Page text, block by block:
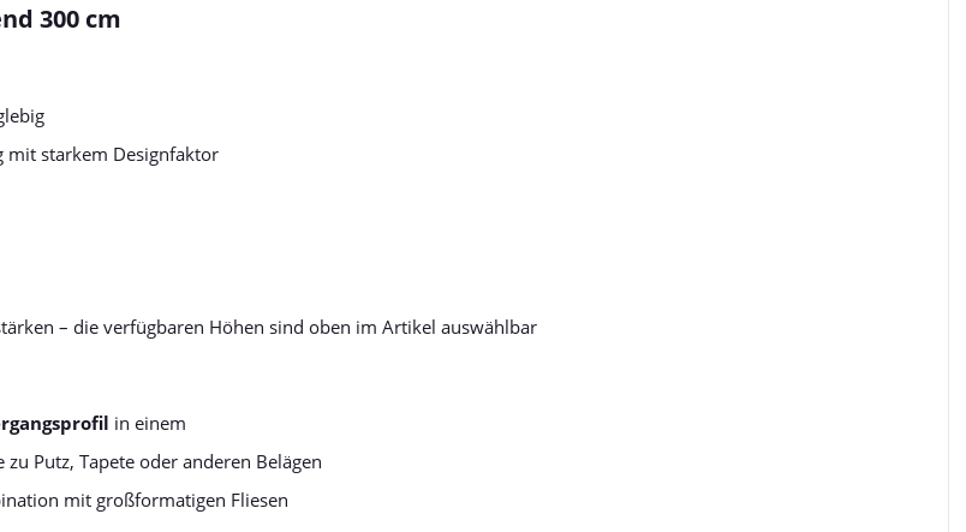
300 cm
mit starkem Designfaktor
– die verfügbaren Höhen sind oben im Artikel auswählbar
in einem
Putz, Tapete oder anderen Belägen
mit großformatigen Fliesen